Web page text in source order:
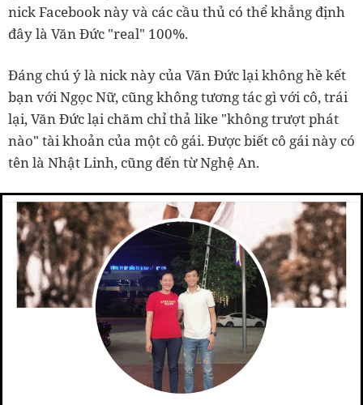
nick Facebook này và các cầu thủ có thể khẳng định
đây là Văn Đức "real" 100%.
Đáng chú ý là nick này của Văn Đức lại không hề kết
bạn với Ngọc Nữ, cũng không tương tác gì với cô, trái
lại, Văn Đức lại chăm chỉ thả like "không trượt phát
nào" tài khoản của một cô gái. Được biết cô gái này có
tên là Nhật Linh, cũng đến từ Nghệ An.